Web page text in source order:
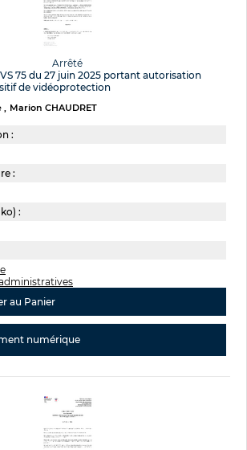
Arrêté
VS 75 du 27 juin 2025 portant autorisation
de vidéoprotection
Marion CHAUDRET
:
:
:
au Panier
numérique